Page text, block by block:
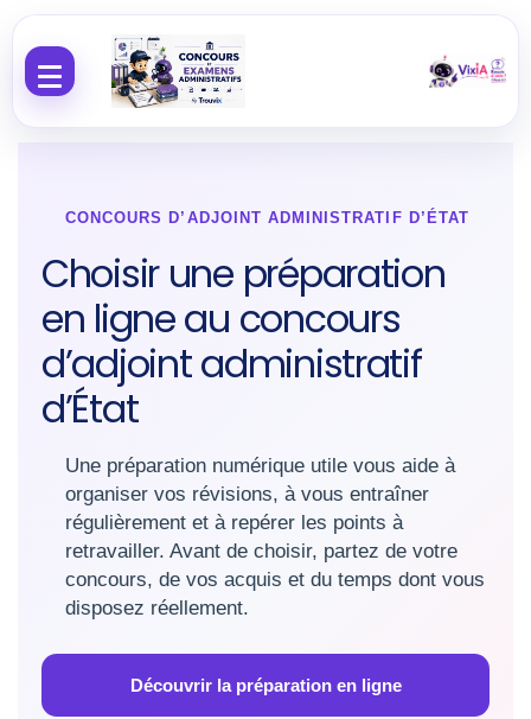
CONCOURS D’ADJOINT ADMINISTRATIF D’ÉTAT
Choisir une préparation
en ligne au concours
d’adjoint administratif
d’État
Une préparation numérique utile vous aide à
organiser vos révisions, à vous entraîner
régulièrement et à repérer les points à
retravailler. Avant de choisir, partez de votre
concours, de vos acquis et du temps dont vous
disposez réellement.
Découvrir la préparation en ligne